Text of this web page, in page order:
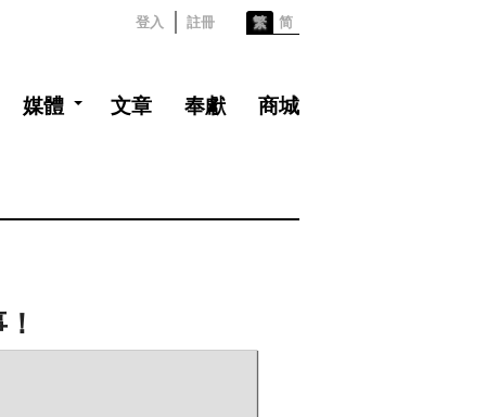
登入 註冊 繁 简
媒體 文章 奉獻 商城